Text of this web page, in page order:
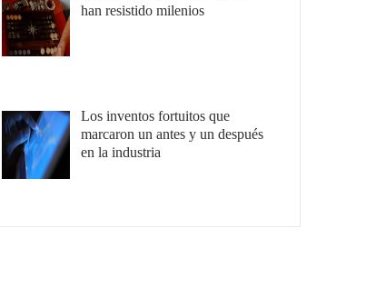
han resistido milenios
Los inventos fortuitos que
marcaron un antes y un después
en la industria